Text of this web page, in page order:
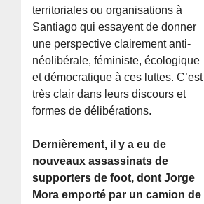
territoriales ou organisations à
Santiago qui essayent de donner
une perspective clairement anti-
néolibérale, féministe, écologique
et démocratique à ces luttes. C’est
très clair dans leurs discours et
formes de délibérations.
Dernièrement, il y a eu de
nouveaux assassinats de
supporters de foot, dont Jorge
Mora emporté par un camion de